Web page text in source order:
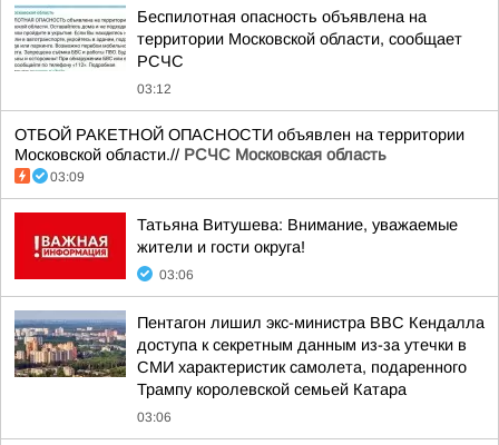
Беспилотная опасность объявлена на
территории Московской области, сообщает
РСЧС
03:12
ОТБОЙ РАКЕТНОЙ ОПАСНОСТИ объявлен на территории
Московской области.// РСЧС Московская область
03:09
Татьяна Витушева: Внимание, уважаемые
жители и гости округа!
03:06
Пентагон лишил экс-министра ВВС Кендалла
доступа к секретным данным из-за утечки в
СМИ характеристик самолета, подаренного
Трампу королевской семьей Катара
03:06